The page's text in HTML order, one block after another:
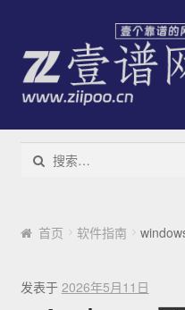
教程
云易谱
搜索：
首页 软件指南
发表于 2026年5月11日